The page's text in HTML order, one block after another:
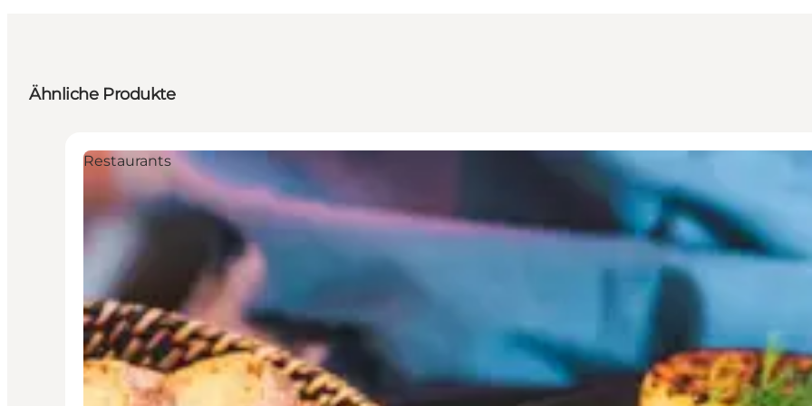
Ähnliche Produkte
Restaurants